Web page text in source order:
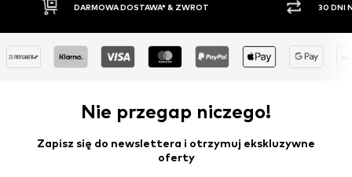
30 DNI NA ZWROT TOWARU
Nie przegap niczego!
Zapisz się do newslettera i otrzymuj ekskluzywne
oferty